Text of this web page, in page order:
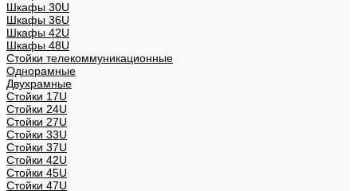
Шкафы 30U
Шкафы 36U
Шкафы 42U
Шкафы 48U
Стойки телекоммуникационные
Однорамные
Двухрамные
Стойки 17U
Стойки 24U
Стойки 27U
Стойки 33U
Стойки 37U
Стойки 42U
Стойки 45U
Стойки 47U